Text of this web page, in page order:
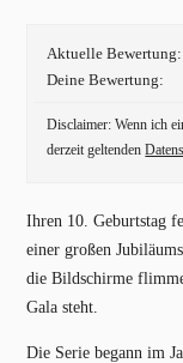
Aktuelle Bewertung:
Deine Bewertung:
Disclaimer: Wenn ich
derzeit geltenden
Ihren 10. Geburtstag
einer großen
die Bildschirme
Gala steht.
Die Serie begann im